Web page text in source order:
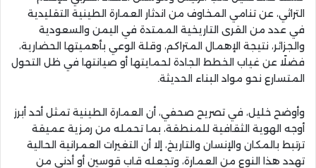
التراثي، عن تنامي المخاوف من اندثار العمارة الطينية التقليدية
في عدد من القرى التاريخية الممتدة في اليمن والسعودية
والجزائر، نتيجة الإهمال المتراكم، وقلة الوعي بأهميتها الحضارية،
فضلًا عن غياب الخطط الجادة لحمايتها أو صيانتها في ظل التحول
المتسارع نحو مواد البناء الحديثة.
وأوضح خليل، في تصريح صحفي، أن العمارة الطينية تمثل أحد أبرز
أوجه الهوية الثقافية للمنطقة، بما تحمله من رمزية عميقة
ترتبط بالمكان والإنسان والتاريخ، إلا أن التغيرات العمرانية الحالية
تهدد هذا النوع من العمارة، وتجعله قاب قوسين أو أدنى من